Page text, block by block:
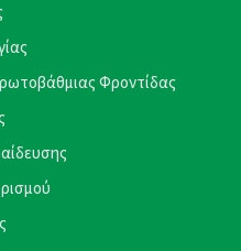
Φροντίδας